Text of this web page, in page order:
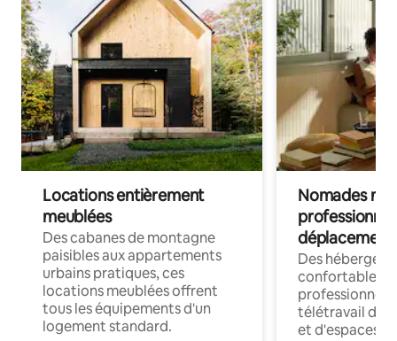
Locations entièrement
meublées
Des cabanes de montagne
paisibles aux appartements
urbains pratiques, ces
locations meublées offrent
tous les équipements d'un
logement standard.
Nomades
déplacement
Des
confortables
professionnels
télétravail
et d'espaces